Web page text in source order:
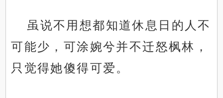
虽说不用想都知道休息日的人不
可能少，可涂婉兮并不迁怒枫林，
只觉得她傻得可爱。